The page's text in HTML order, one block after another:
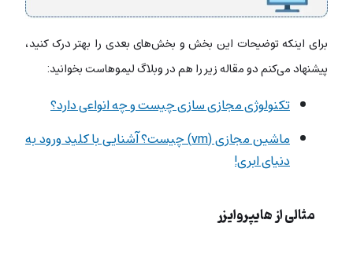
برای اینکه توضیحات این بخش و بخش‌های بعدی را بهتر درک کنید،
پیشنهاد می‌کنم دو مقاله زیر را هم در وبلاگ لیموهاست بخوانید:
تکنولوژی مجازی سازی چیست و چه انواعی دارد؟
ماشین مجازی (vm) چیست؟ آشنایی با کلید ورود به
دنیای ابری!
مثالی از هایپروایزر